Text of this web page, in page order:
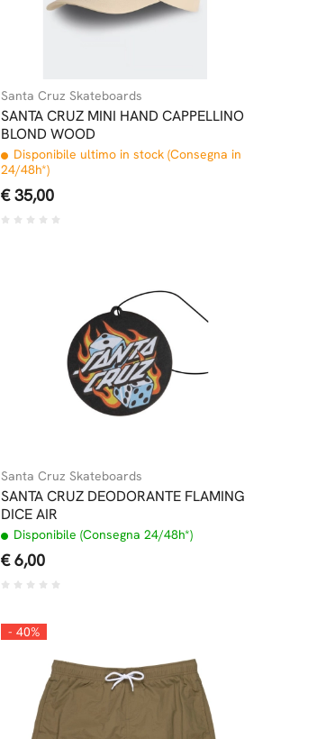
Santa Cruz Skateboards
SANTA CRUZ MINI HAND CAPPELLINO
BLOND WOOD
Disponibile ultimo in stock (Consegna in
24/48h*)
€ 35,00
Santa Cruz Skateboards
SANTA CRUZ DEODORANTE FLAMING
DICE AIR
Disponibile (Consegna 24/48h*)
€ 6,00
- 40%